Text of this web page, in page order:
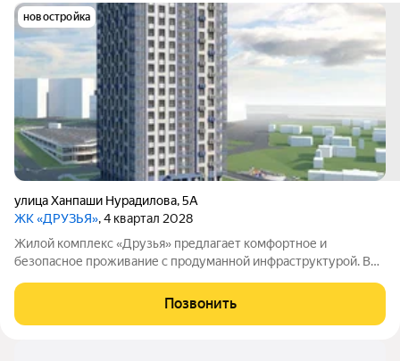
новостройка
улица Ханпаши Нурадилова,5А
ЖК «ДРУЗЬЯ», 4 квартал 2028
Жилой комплекс «Друзья» предлагает комфортное и
безопасное проживание с продуманной инфраструктурой. Во
проложены велосипедные дорожки, обустроены детские и
спортивные площадки. Сам дом оснащён
Позвонить